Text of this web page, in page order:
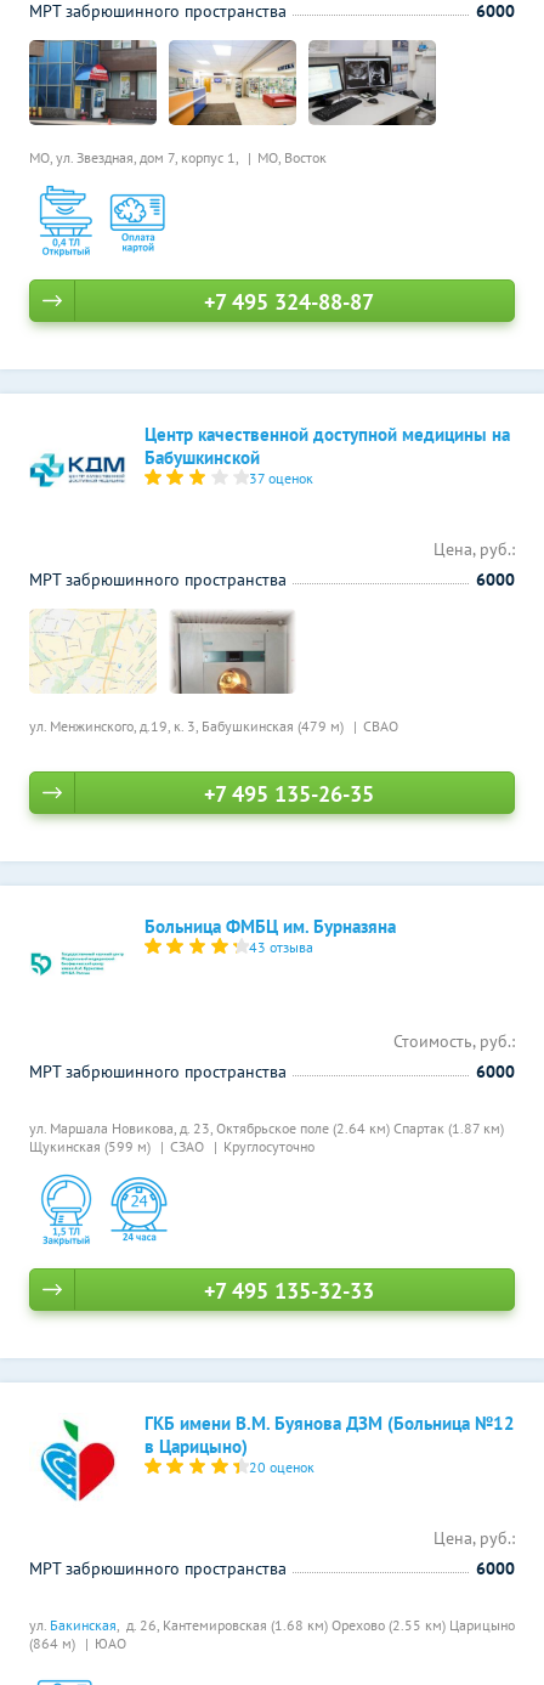
МО, ул. Звездная, дом 7, корпус 1, МО, Восток
МРТ забрюшинного пространства 6000
+7 495 324-88-87
Центр качественной доступной медицины на
Бабушкинской
37 оценок
ул. Менжинского, д.19, к. 3, Бабушкинская (479 м) СВАО
Цена, руб.:
МРТ забрюшинного пространства
6000
+7 495 135-26-35
Больница ФМБЦ им. Бурназяна
43 отзыва
ул. Маршала Новикова, д. 23, Октябрьское поле (2.64 км) Спартак (1.87 км)
Щукинская (599 м)
СЗАО Круглосуточно
Стоимость, руб.:
МРТ забрюшинного пространства
6000
+7 495 135-32-33
ГКБ имени В.М. Буянова ДЗМ (Больница №12
в Царицыно)
20 оценок
ул. Бакинская, д. 26, Кантемировская (1.68 км) Орехово (2.55 км) Царицыно
(864 м)
ЮАО
Цена, руб.:
МРТ забрюшинного пространства
6000